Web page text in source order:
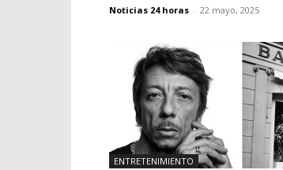
Noticias 24 horas - 22 mayo, 2025
ENTRETENIMIENTO